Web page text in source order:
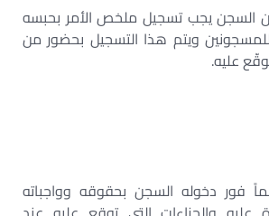
السجن يجب تسجيل ملخص الأمر بحبسه
ويتم هذا التسجيل بحضور من
عليه.
فور دخوله السجن بحقوقه وواجباته